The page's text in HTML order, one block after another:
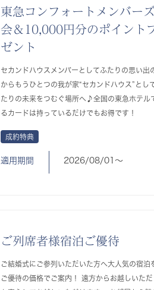
東急コンフォートメンバー
会＆10,000円分のポイント
ゼント
セカンドハウスメンバーとしてふたりの思い出
からもうひとつの我が家“セカンドハウス”とし
たりの未来をつむぐ場所へ♪全国の東急ホテル
るカードは持っているだけでもお得です！
成約特典
適用期間 2026/08/01〜
ご列席者様宿泊ご優待
ご結婚式にご参列いただいた方へ大人気の宿泊
ご優待の価格でご案内！ 遠方からお越しいた